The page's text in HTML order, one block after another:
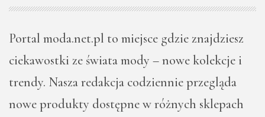
Portal moda.net.pl to miejsce gdzie znajdziesz
ciekawostki ze świata mody – nowe kolekcje i
trendy. Nasza redakcja codziennie przegląda
nowe produkty dostępne w różnych sklepach